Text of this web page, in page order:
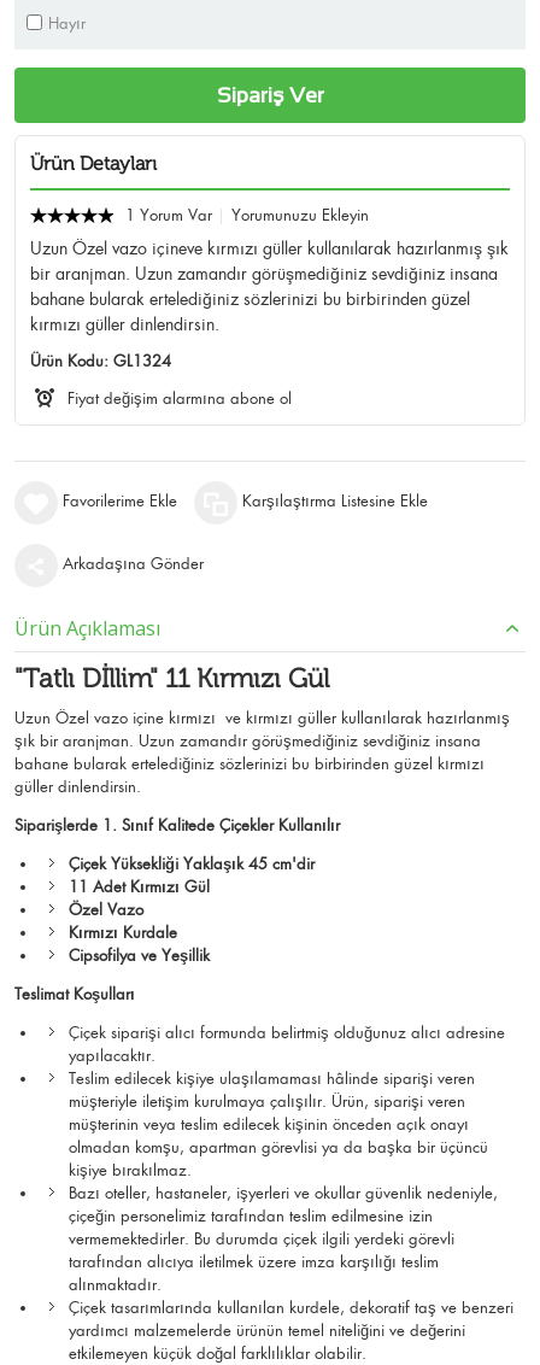
Hayır
Sipariş Ver
Ürün Detayları
1 Yorum Var Yorumunuzu Ekleyin
Uzun Özel vazo içineve kırmızı güller kullanılarak hazırlanmış şık
bir aranjman. Uzun zamandır görüşmediğiniz sevdiğiniz insana
bahane bularak ertelediğiniz sözlerinizi bu birbirinden güzel
kırmızı güller dinlendirsin.
Ürün Kodu: GL1324
Fiyat değişim alarmına abone ol
Favorilerime Ekle Karşılaştırma Listesine Ekle
Arkadaşına Gönder
Ürün Açıklaması
"Tatlı Dİllim" 11 Kırmızı Gül
Uzun Özel vazo içine kırmızı ve kırmızı güller kullanılarak hazırlanmış
şık bir aranjman. Uzun zamandır görüşmediğiniz sevdiğiniz insana
bahane bularak ertelediğiniz sözlerinizi bu birbirinden güzel kırmızı
güller dinlendirsin.
Siparişlerde 1. Sınıf Kalitede Çiçekler Kullanılır
Çiçek Yüksekliği Yaklaşık 45 cm'dir
11 Adet Kırmızı Gül
Özel Vazo
Kırmızı Kurdale
Cipsofilya ve Yeşillik
Teslimat Koşulları
Çiçek siparişi alıcı formunda belirtmiş olduğunuz alıcı adresine
yapılacaktır.
Teslim edilecek kişiye ulaşılamaması hâlinde siparişi veren
müşteriyle iletişim kurulmaya çalışılır. Ürün, siparişi veren
müşterinin veya teslim edilecek kişinin önceden açık onayı
olmadan komşu, apartman görevlisi ya da başka bir üçüncü
kişiye bırakılmaz.
Bazı oteller, hastaneler, işyerleri ve okullar güvenlik nedeniyle,
çiçeğin personelimiz tarafından teslim edilmesine izin
vermemektedirler. Bu durumda çiçek ilgili yerdeki görevli
tarafından alıcıya iletilmek üzere imza karşılığı teslim
alınmaktadır.
Çiçek tasarımlarında kullanılan kurdele, dekoratif taş ve benzeri
yardımcı malzemelerde ürünün temel niteliğini ve değerini
etkilemeyen küçük doğal farklılıklar olabilir.